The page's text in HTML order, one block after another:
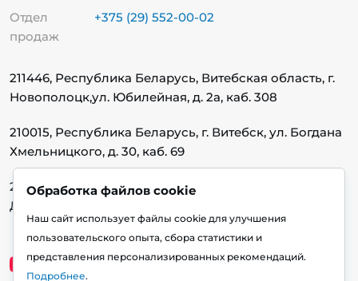
Отдел
продаж
+375 (29) 552-00-02
211446, Республика Беларусь, Витебская область, г.
Новополоцк,ул. Юбилейная, д. 2а, каб. 308
210015, Республика Беларусь, г. Витебск, ул. Богдана
Хмельницкого, д. 30, каб. 69
220140, Республика Беларусь, г. Минск, ул.
Домбровская, д. 9, каб. 13.1.1
Обработка файлов cookie
Наш сайт использует файлы cookie для улучшения
пользовательского опыта, сбора статистики и
представления персонализированных рекомендаций.
Подробнее.